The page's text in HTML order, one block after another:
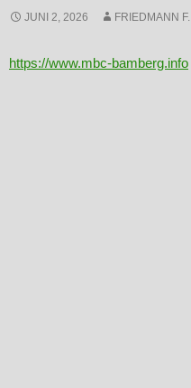
JUNI 2, 2026 FRIEDMANN F.
https://www.mbc-bamberg.info